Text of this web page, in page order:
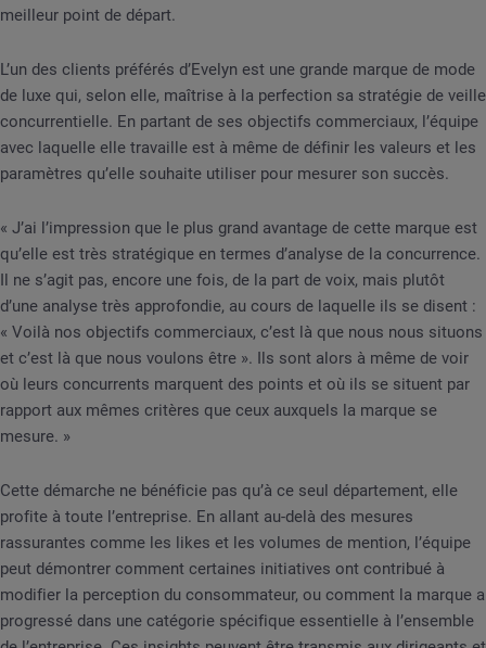
meilleur point de départ.
L’un des clients préférés d’Evelyn est une grande marque de mode
de luxe qui, selon elle, maîtrise à la perfection sa stratégie de veille
concurrentielle. En partant de ses objectifs commerciaux, l’équipe
avec laquelle elle travaille est à même de définir les valeurs et les
paramètres qu’elle souhaite utiliser pour mesurer son succès.
« J’ai l’impression que le plus grand avantage de cette marque est
qu’elle est très stratégique en termes d’analyse de la concurrence.
Il ne s’agit pas, encore une fois, de la part de voix, mais plutôt
d’une analyse très approfondie, au cours de laquelle ils se disent :
« Voilà nos objectifs commerciaux, c’est là que nous nous situons
et c’est là que nous voulons être ». Ils sont alors à même de voir
où leurs concurrents marquent des points et où ils se situent par
rapport aux mêmes critères que ceux auxquels la marque se
mesure. »
Cette démarche ne bénéficie pas qu’à ce seul département, elle
profite à toute l’entreprise. En allant au-delà des mesures
rassurantes comme les likes et les volumes de mention, l’équipe
peut démontrer comment certaines initiatives ont contribué à
modifier la perception du consommateur, ou comment la marque a
progressé dans une catégorie spécifique essentielle à l’ensemble